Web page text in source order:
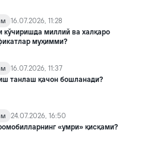
16.07.2026, 11:28
кўчиришда миллий ва халқаро
муҳимми?
16.07.2026, 11:37
танлаш қачон бошланади?
24.07.2026, 16:50
«умри» қисқами?